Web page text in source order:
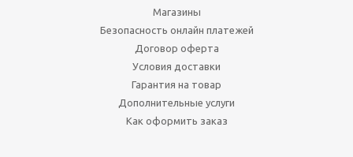
Магазины
Безопасность онлайн платежей
Договор оферта
Условия доставки
Гарантия на товар
Дополнительные услуги
Как оформить заказ